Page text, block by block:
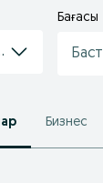
материалдар
Бағасы
Бизнес